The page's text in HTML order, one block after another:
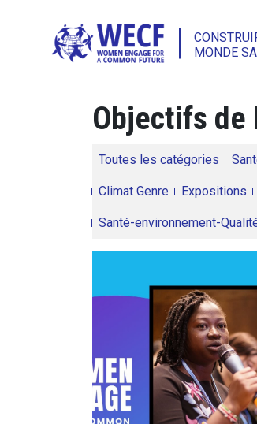
MONDE
Objectifs de
Toutes les catégories
Climat Genre Expositions
Santé-environnement-